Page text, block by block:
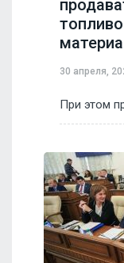
30 апреля,
При этом